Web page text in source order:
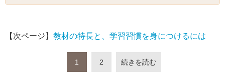
【次ページ】 教材の特長と、学習習慣を身につけるには
1 2 続きを読む